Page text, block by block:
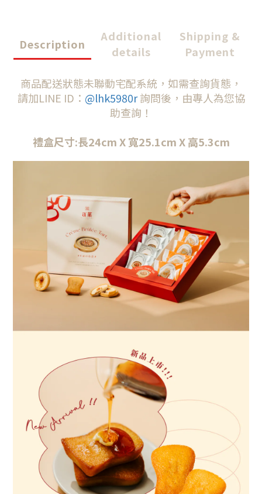
Description
Additional
details
Shipping &
Payment
商品配送狀態未聯動宅配系統，如需查詢貨態，
請加LINE ID： @lhk5980r詢問後，由專人為您協
助查詢！
禮盒尺寸:長24cm X 寬25.1cm X 高5.3cm